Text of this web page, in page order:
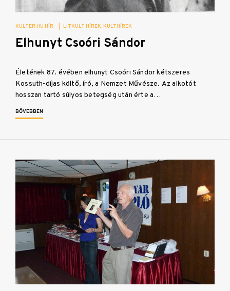
KULTER.HU HÍR LITKULT HÍREK KULTHÍREK
Elhunyt Csoóri Sándor
Életének 87. évében elhunyt Csoóri Sándor kétszeres
Kossuth-díjas költő, író, a Nemzet Művésze. Az alkotót
hosszan tartó súlyos betegség után érte a…
BŐVEBBEN